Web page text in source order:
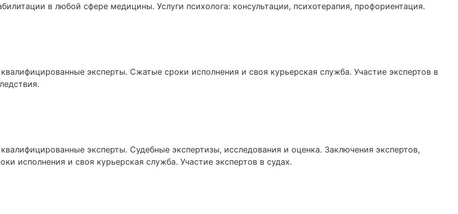
в любой сфере медицины. Услуги психолога: консультации, психотерапия, профориентация.
эксперты. Сжатые сроки исполнения и своя курьерская служба. Участие экспертов в
эксперты. Судебные экспертизы, исследования и оценка. Заключения экспертов,
исполнения и своя курьерская служба. Участие экспертов в судах.